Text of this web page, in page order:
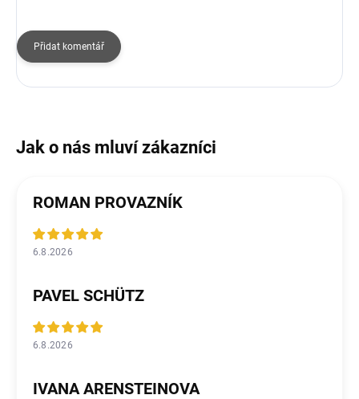
Přidat komentář
ROMAN PROVAZNÍK
6.8.2026
PAVEL SCHÜTZ
6.8.2026
IVANA ARENSTEINOVA